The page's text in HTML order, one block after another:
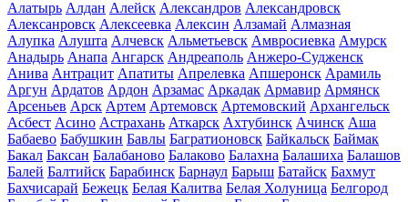
Алатырь Алдан Алейск Александров Александровск
Алексанровск Алексеевка Алексин Алзамай Алмазная
Алупка Алушта Алчевск Альметьевск Амвросиевка Амурск
Анадырь Анапа Ангарск Андреаполь Анжеро-Судженск
Анива Антрацит Апатиты Апрелевка Апшеронск Арамиль
Аргун Ардатов Ардон Арзамас Аркадак Армавир Армянск
Арсеньев Арск Артем Артемовск Артемовский Архангельск
Асбест Асино Астрахань Аткарск Ахтубинск Ачинск Аша
Бабаево Бабушкин Бавлы Багратионовск Байкальск Баймак
Бакал Баксан Балабаново Балаково Балахна Балашиха Балашов
Балей Балтийск Барабинск Барнаул Барыш Батайск Бахмут
Бахчисарай Бежецк Белая Калитва Белая Холуница Белгород